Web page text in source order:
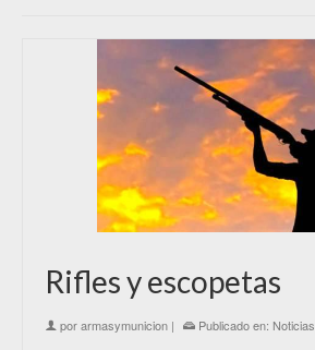
Rifles y escopetas
porarmasymunicion | Publicado en: Noticias